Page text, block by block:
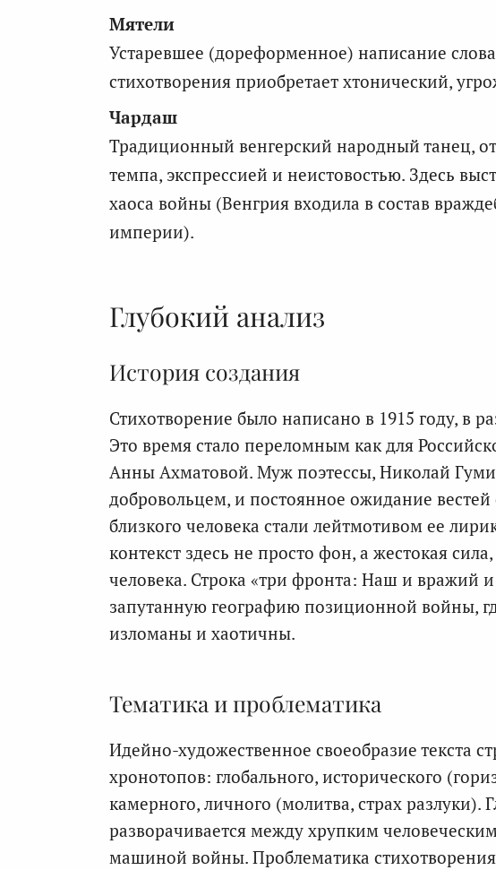
Мятели
Устаревшее (дореформенное) написание слова
стихотворения приобретает хтонический,
Чардаш
Традиционный венгерский народный танец,
темпа, экспрессией и неистовостью. Здесь
хаоса войны (Венгрия входила в состав
империи).
Глубокий анализ
История создания
Стихотворение было написано в 1915 году, в
Это время стало переломным как для
Анны Ахматовой. Муж поэтессы, Николай
добровольцем, и постоянное ожидание вестей
близкого человека стали лейтмотивом ее
контекст здесь не просто фон, а жестокая
человека. Строка «три фронта: Наш и вражий
запутанную географию позиционной войны,
изломаны и хаотичны.
Тематика и проблематика
Идейно-художественное своеобразие текста
хронотопов: глобального, исторического
камерного, личного (молитва, страх разлуки).
разворачивается между хрупким
машиной войны. Проблематика